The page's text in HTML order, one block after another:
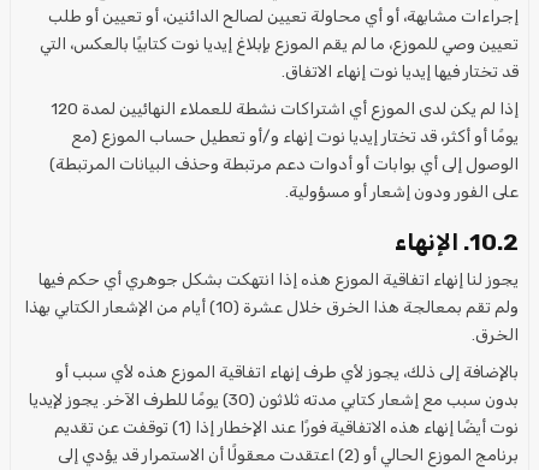
إجراءات مشابهة، أو أي محاولة تعيين لصالح الدائنين، أو تعيين أو طلب
تعيين وصي للموزع، ما لم يقم الموزع بإبلاغ إيديا نوت كتابيًا بالعكس، التي
قد تختار فيها إيديا نوت إنهاء الاتفاق.
إذا لم يكن لدى الموزع أي اشتراكات نشطة للعملاء النهائيين لمدة 120
يومًا أو أكثر، قد تختار إيديا نوت إنهاء و/أو تعطيل حساب الموزع (مع
الوصول إلى أي بوابات أو أدوات دعم مرتبطة وحذف البيانات المرتبطة)
على الفور ودون إشعار أو مسؤولية.
10.2. الإنهاء
يجوز لنا إنهاء اتفاقية الموزع هذه إذا انتهكت بشكل جوهري أي حكم فيها
ولم تقم بمعالجة هذا الخرق خلال عشرة (10) أيام من الإشعار الكتابي بهذا
الخرق.
بالإضافة إلى ذلك، يجوز لأي طرف إنهاء اتفاقية الموزع هذه لأي سبب أو
بدون سبب مع إشعار كتابي مدته ثلاثون (30) يومًا للطرف الآخر. يجوز لإيديا
نوت أيضًا إنهاء هذه الاتفاقية فورًا عند الإخطار إذا (1) توقفت عن تقديم
برنامج الموزع الحالي أو (2) اعتقدت معقولًا أن الاستمرار قد يؤدي إلى